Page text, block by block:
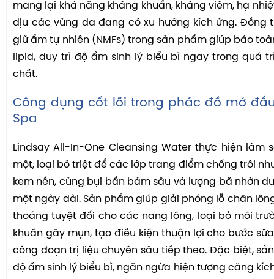
mang lại khả năng kháng khuẩn, kháng viêm, hạ
dịu các vùng da đang có xu hướng kích ứng. Đồng
giữ ẩm tự nhiên (NMFs) trong sản phẩm giúp bảo
lipid, duy trì độ ẩm sinh lý biểu bì ngay trong quá
chất.
Công dụng cốt lõi trong phác đồ mở
Spa
Lindsay All-In-One Cleansing Water thực hiện làm
một, loại bỏ triệt để các lớp trang điểm chống trôi
kem nền, cùng bụi bẩn bám sâu và lượng bã nhờn
một ngày dài. Sản phẩm giúp giải phóng lỗ chân
thoáng tuyệt đối cho các nang lông, loại bỏ môi
khuẩn gây mụn, tạo điều kiện thuận lợi cho bước
công đoạn trị liệu chuyên sâu tiếp theo. Đặc biệt,
độ ẩm sinh lý biểu bì, ngăn ngừa hiện tượng căng